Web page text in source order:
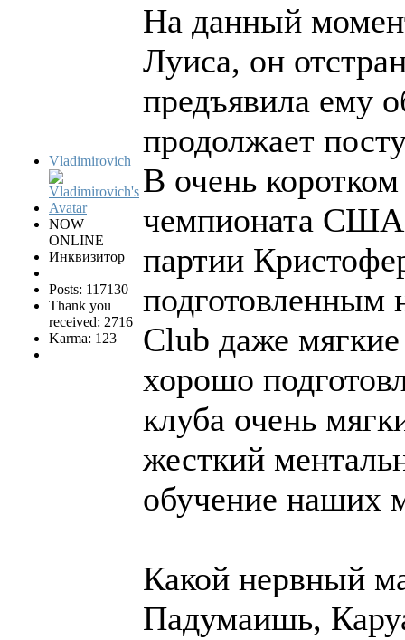
Vladimirovich
NOW
ONLINE
Инквизитор
Posts: 117130
Thank you
received: 2716
Karma: 123
На данный
Луиса, он
предъявила ему
продолжает
В очень
чемпионата США
партии
подготовленным
Club даже
хорошо
клуба очень
жесткий
обучение наших
Какой нервный
Падумаишь,